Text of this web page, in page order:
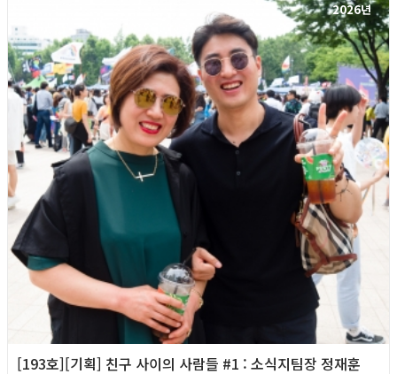
2026년
[193호][기획] 친구 사이의 사람들 #1 : 소식지팀장 정재훈